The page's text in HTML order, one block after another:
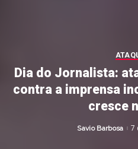
Dia do Jornalista:
contra a imprensa
cresce
Posted
Savio Barbosa 7